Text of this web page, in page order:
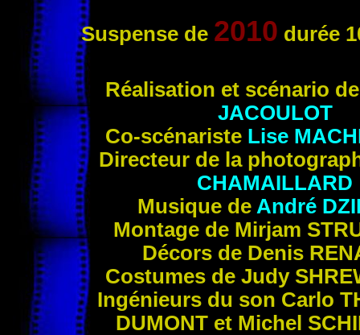
Suspense de 2010 durée
Réalisation et scénario
JACOULOT
Co-scénariste Lise
Directeur de la
CHAMAILLARD
Musique de André
Montage de Mirjam
Décors de Denis
Costumes de Judy
Ingénieurs du son Carlo
DUMONT et Michel